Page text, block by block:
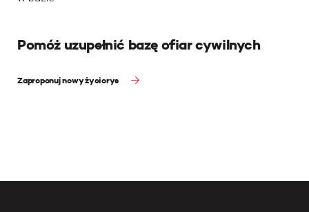
Pomóż uzupełnić bazę ofiar cywilnych
Zaproponuj nowy życiorys